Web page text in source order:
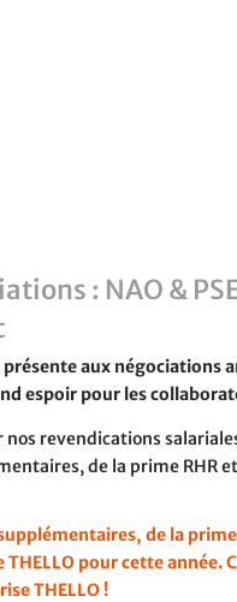
: NAO &
aux négociations
espoir pour les
nos revendications
de la prime RHR
de la
THELLO pour cette
THELLO !